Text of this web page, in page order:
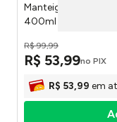
Manteigueira com
400ml PCLN193PT -
R$ 99,99
R$ 53,99no PIX
R$ 53,99 em